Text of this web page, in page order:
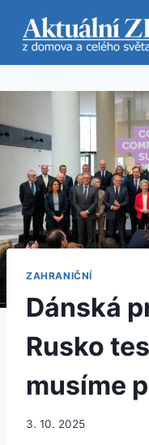
obsah
ZAHRANIČNÍ
Dánská
Rusko
musíme
3. 10. 2025